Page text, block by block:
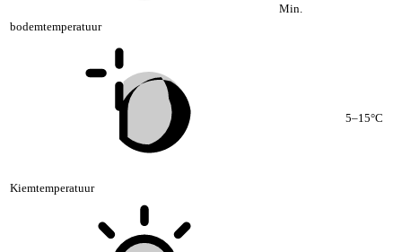
Min.
bodemtemperatuur
Kiemtemperatuur
5–15°C